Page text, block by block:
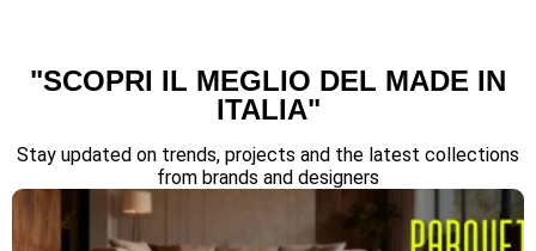
"SCOPRI IL MEGLIO DEL MADE IN
ITALIA"
Stay updated on trends, projects and the latest collections
from brands and designers